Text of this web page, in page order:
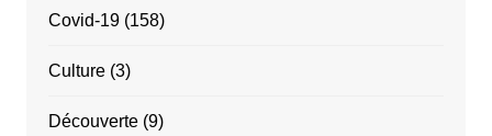
Covid-19(158)
Culture(3)
Découverte(9)